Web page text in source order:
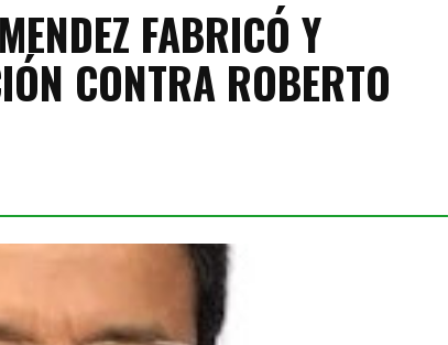
FABRICÓ Y
CONTRA ROBERTO